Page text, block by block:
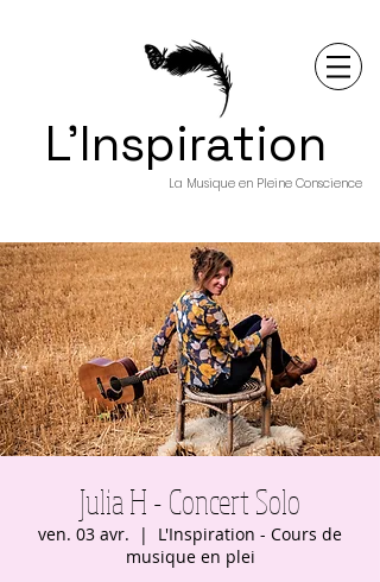
L'Inspiration
La Musique en Pleine Conscience
Julia H - Concert Solo
ven. 03 avr.
  |
L'Inspiration - Cours de
musique en plei